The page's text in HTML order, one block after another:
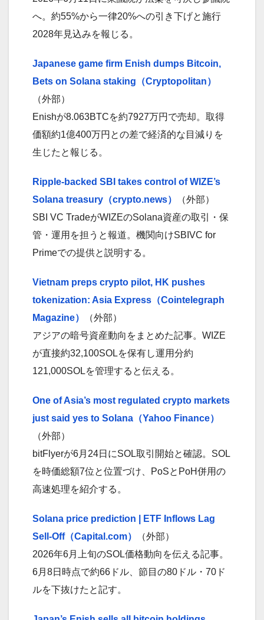
へ。約55%から一律20%への引き下げと施行
2028年見込みを報じる。
Japanese game firm Enish dumps Bitcoin,
Bets on Solana staking（Cryptopolitan）
（外部）
Enishが8.063BTCを約7927万円で売却。取得
価額約1億400万円との差で経済的な目減りを
生じたと報じる。
Ripple-backed SBI takes control of WIZE’s
Solana treasury（crypto.news）
（外部）
SBI VC TradeがWIZEのSolana資産の取引・保
管・運用を担うと報道。機関向けSBIVC for
Primeでの提供と説明する。
Vietnam preps crypto pilot, HK pushes
tokenization: Asia Express（Cointelegraph
Magazine）
（外部）
アジアの暗号資産動向をまとめた記事。WIZE
が直接約32,100SOLを保有し運用分約
121,000SOLを管理すると伝える。
One of Asia’s most regulated crypto markets
just said yes to Solana（Yahoo Finance）
（外部）
bitFlyerが6月24日にSOL取引開始と確認。SOL
を時価総額7位と位置づけ、PoSとPoH併用の
高速処理を紹介する。
Solana price prediction | ETF Inflows Lag
Sell-Off（Capital.com）
（外部）
2026年6月上旬のSOL価格動向を伝える記事。
6月8日時点で約66ドル、節目の80ドル・70ド
ルを下抜けたと記す。